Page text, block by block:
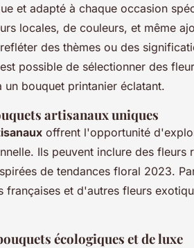
et adapté à chaque occasion
locales, de couleurs, et même
des thèmes ou des
possible de sélectionner des
un bouquet printanier éclatant.
artisanaux uniques
offrent l'opportunité
Ils peuvent inclure des fleurs
de tendances floral 2023.
françaises et d'autres fleurs
écologiques et de luxe